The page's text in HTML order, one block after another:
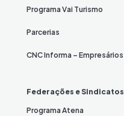
Programa Vai Turismo
Parcerias
CNC Informa – Empresários
Federações e Sindicatos
Programa Atena